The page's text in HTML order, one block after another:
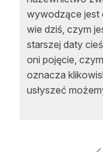
wywodzące jest
wie dziś, czym
starszej daty
oni pojęcie,
oznacza
usłyszeć